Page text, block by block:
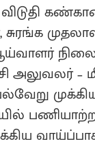
–
பணியாற்ற